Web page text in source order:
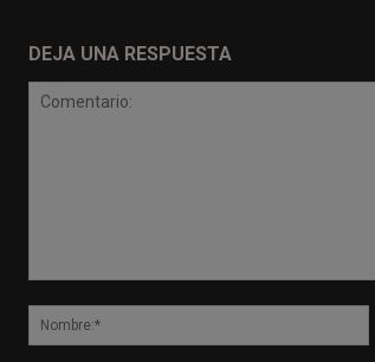
DEJA UNA RESPUESTA